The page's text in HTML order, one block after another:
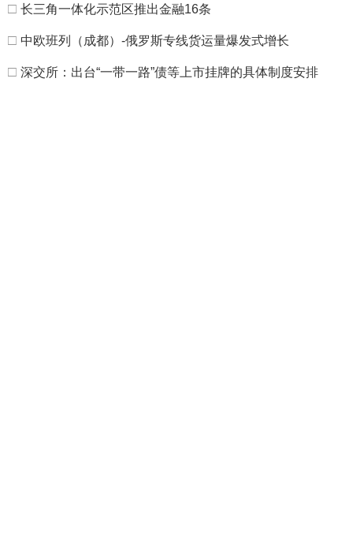
□ 长三角一体化示范区推出金融16条
□ 中欧班列（成都）-俄罗斯专线货运量爆发式增长
□ 深交所：出台“一带一路”债等上市挂牌的具体制度安排